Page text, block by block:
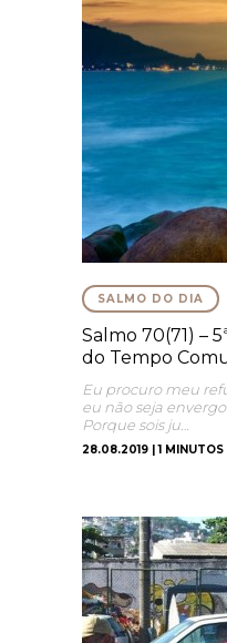
SALMO DO DIA
Salmo 70(71) –
do Tempo
Eu procuro meu
eu não seja
Porque sois ju…
28.08.2019 | 1